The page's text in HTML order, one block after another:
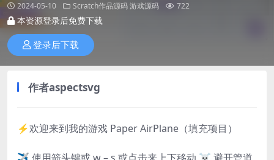
2024-05-10 Scratch作品源码游戏源码 722
本资源登录后免费下载
登录后下载
作者aspectsvg
⚡️欢迎来到我的游戏 Paper AirPlane（填充项目）